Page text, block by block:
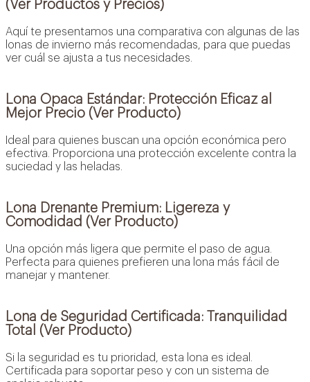
(Ver Productos y Precios)
Aquí te presentamos una comparativa con algunas de las
lonas de invierno más recomendadas, para que puedas
ver cuál se ajusta a tus necesidades.
Lona Opaca Estándar: Protección Eficaz al
Mejor Precio (Ver Producto)
Ideal para quienes buscan una opción económica pero
efectiva. Proporciona una protección excelente contra la
suciedad y las heladas.
Lona Drenante Premium: Ligereza y
Comodidad (Ver Producto)
Una opción más ligera que permite el paso de agua.
Perfecta para quienes prefieren una lona más fácil de
manejar y mantener.
Lona de Seguridad Certificada: Tranquilidad
Total (Ver Producto)
Si la seguridad es tu prioridad, esta lona es ideal.
Certificada para soportar peso y con un sistema de